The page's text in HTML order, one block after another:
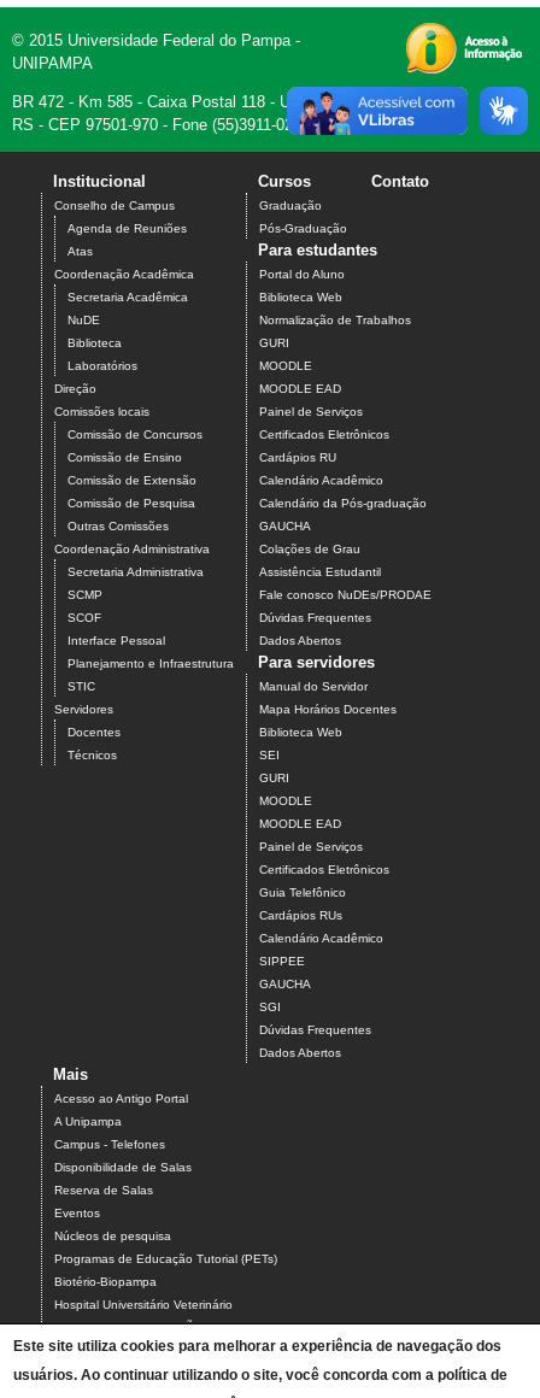
© 2015 Universidade Federal do Pampa -
UNIPAMPA
BR 472 - Km 585 - Caixa Postal 118 - Uruguaiana,
RS - CEP 97501-970 - Fone (55)3911-0200
Institucional
Conselho de Campus
Agenda de Reuniões
Atas
Coordenação Acadêmica
Secretaria Acadêmica
NuDE
Biblioteca
Laboratórios
Direção
Comissões locais
Comissão de Concursos
Comissão de Ensino
Comissão de Extensão
Comissão de Pesquisa
Outras Comissões
Coordenação Administrativa
Secretaria Administrativa
SCMP
SCOF
Interface Pessoal
Planejamento e Infraestrutura
STIC
Servidores
Docentes
Técnicos
Cursos
Graduação
Pós-Graduação
Contato
Para estudantes
Portal do Aluno
Biblioteca Web
Normalização de Trabalhos
GURI
MOODLE
MOODLE EAD
Painel de Serviços
Certificados Eletrônicos
Cardápios RU
Calendário Acadêmico
Calendário da Pós-graduação
GAUCHA
Colações de Grau
Assistência Estudantil
Fale conosco NuDEs/PRODAE
Dúvidas Frequentes
Dados Abertos
Para servidores
Manual do Servidor
Mapa Horários Docentes
Biblioteca Web
SEI
GURI
MOODLE
MOODLE EAD
Painel de Serviços
Certificados Eletrônicos
Guia Telefônico
Cardápios RUs
Calendário Acadêmico
SIPPEE
GAUCHA
SGI
Dúvidas Frequentes
Dados Abertos
Mais
Acesso ao Antigo Portal
A Unipampa
Campus - Telefones
Disponibilidade de Salas
Reserva de Salas
Eventos
Núcleos de pesquisa
Programas de Educação Tutorial (PETs)
Biotério-Biopampa
Hospital Universitário Veterinário
Chamados MANUTENÇÃO PREDIAL E AR-CONDICIONADO
Chamados TIC-ASCOM-DIV BIBLIOTECAS-PROCADI
Comissão Eleitoral Local (CEL campus Uruguaiana)
Este site utiliza cookies para melhorar a experiência de navegação dos
usuários. Ao continuar utilizando o site, você concorda com a política de